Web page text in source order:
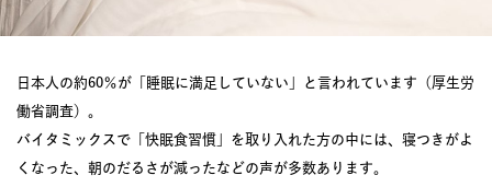
日本人の約60％が「睡眠に満足していない」と言われています（厚生労
働省調査）。
バイタミックスで「快眠食習慣」を取り入れた方の中には、寝つきがよ
くなった、朝のだるさが減ったなどの声が多数あります。